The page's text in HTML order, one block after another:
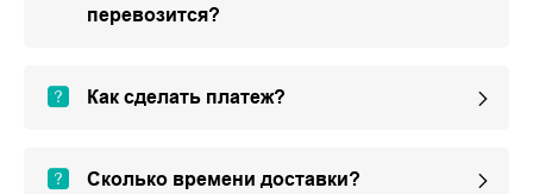
перевозится?
Как сделать платеж?
Сколько времени доставки?